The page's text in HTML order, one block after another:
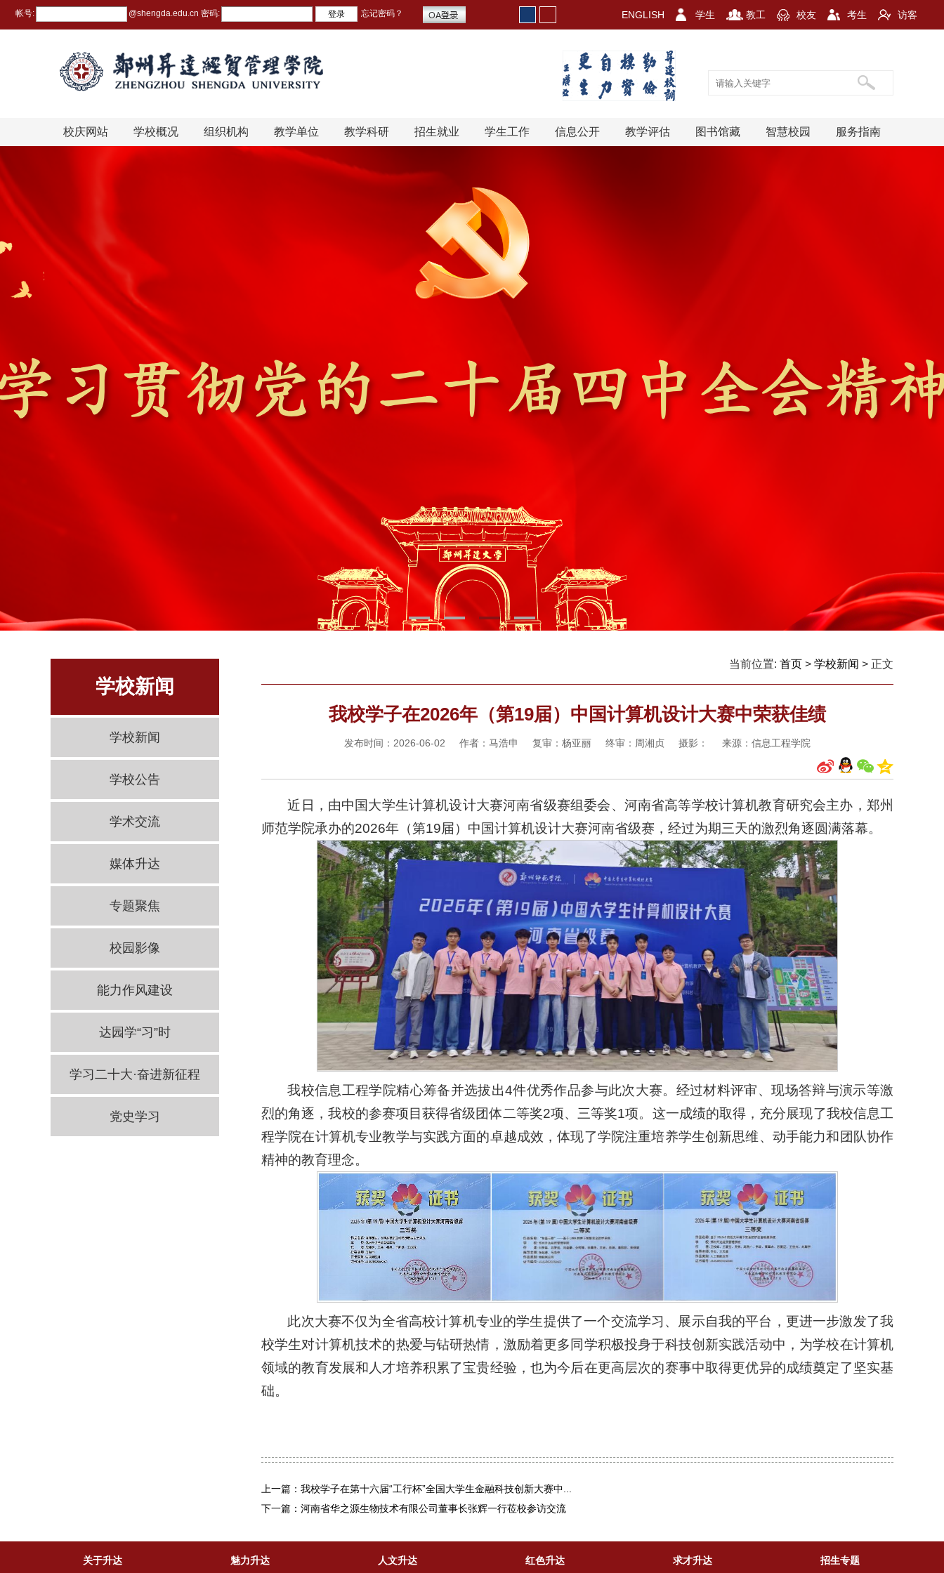
帐号: @shengda.edu.cn 密码: 忘记密码？ ENGLISH 学生 教工 校友 考生 访客
校庆网站 学校概况 组织机构 教学单位 教学科研 招生就业 学生工作 信息公开 教学评估 图书馆藏 智慧校园 服务指南
1 3 4
学校新闻
学校新闻
学校公告
学术交流
媒体升达
专题聚焦
校园影像
能力作风建设
达园学“习”时
学习二十大·奋进新征程
党史学习
当前位置: 首页 > 学校新闻 > 正文
我校学子在2026年（第19届）中国计算机设计大赛中荣获佳绩
发布时间：2026-06-02 作者：马浩申 复审：杨亚丽 终审：周湘贞 摄影： 来源：信息工程学院
近日，由中国大学生计算机设计大赛河南省级赛组委会、河南省高等学校计算机教育研究会主办，郑州
师范学院承办的2026年（第19届）中国计算机设计大赛河南省级赛，经过为期三天的激烈角逐圆满落幕。
我校信息工程学院精心筹备并选拔出4件优秀作品参与此次大赛。经过材料评审、现场答辩与演示等激
烈的角逐，我校的参赛项目获得省级团体二等奖2项、三等奖1项。这一成绩的取得，充分展现了我校信息工
程学院在计算机专业教学与实践方面的卓越成效，体现了学院注重培养学生创新思维、动手能力和团队协作
精神的教育理念。
此次大赛不仅为全省高校计算机专业的学生提供了一个交流学习、展示自我的平台，更进一步激发了我
校学生对计算机技术的热爱与钻研热情，激励着更多同学积极投身于科技创新实践活动中，为学校在计算机
领域的教育发展和人才培养积累了宝贵经验，也为今后在更高层次的赛事中取得更优异的成绩奠定了坚实基
础。
上一篇：我校学子在第十六届“工行杯”全国大学生金融科技创新大赛中...
下一篇：河南省华之源生物技术有限公司董事长张辉一行莅校参访交流
关于升达 魅力升达 人文升达 红色升达 求才升达 招生专题